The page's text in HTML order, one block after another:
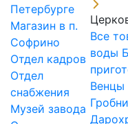
Петербурге
Магазин в п.
Софрино
Отдел кадров
Отдел
снабжения
Музей завода
Все
воды
Венцы